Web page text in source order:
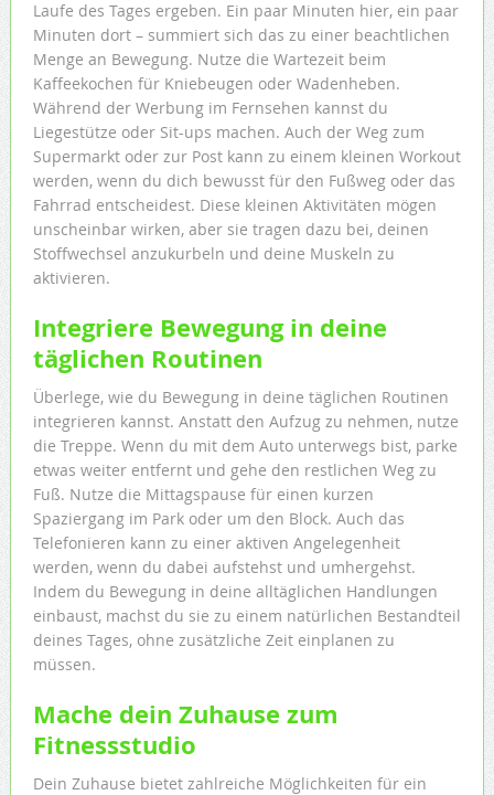
Laufe des Tages ergeben. Ein paar Minuten hier, ein paar
Minuten dort – summiert sich das zu einer beachtlichen
Menge an Bewegung. Nutze die Wartezeit beim
Kaffeekochen für Kniebeugen oder Wadenheben.
Während der Werbung im Fernsehen kannst du
Liegestütze oder Sit-ups machen. Auch der Weg zum
Supermarkt oder zur Post kann zu einem kleinen Workout
werden, wenn du dich bewusst für den Fußweg oder das
Fahrrad entscheidest. Diese kleinen Aktivitäten mögen
unscheinbar wirken, aber sie tragen dazu bei, deinen
Stoffwechsel anzukurbeln und deine Muskeln zu
aktivieren.
Integriere Bewegung in deine
täglichen Routinen
Überlege, wie du Bewegung in deine täglichen Routinen
integrieren kannst. Anstatt den Aufzug zu nehmen, nutze
die Treppe. Wenn du mit dem Auto unterwegs bist, parke
etwas weiter entfernt und gehe den restlichen Weg zu
Fuß. Nutze die Mittagspause für einen kurzen
Spaziergang im Park oder um den Block. Auch das
Telefonieren kann zu einer aktiven Angelegenheit
werden, wenn du dabei aufstehst und umhergehst.
Indem du Bewegung in deine alltäglichen Handlungen
einbaust, machst du sie zu einem natürlichen Bestandteil
deines Tages, ohne zusätzliche Zeit einplanen zu
müssen.
Mache dein Zuhause zum
Fitnessstudio
Dein Zuhause bietet zahlreiche Möglichkeiten für ein